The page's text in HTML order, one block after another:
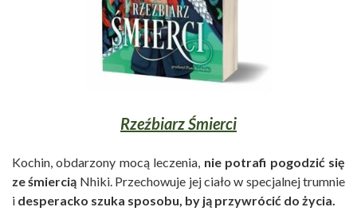
Rzeźbiarz Śmierci
Kochin, obdarzony mocą leczenia, nie potrafi pogodzić się
ze śmiercią Nhiki. Przechowuje jej ciało w specjalnej trumnie
i desperacko szuka sposobu, by ją przywrócić do życia.